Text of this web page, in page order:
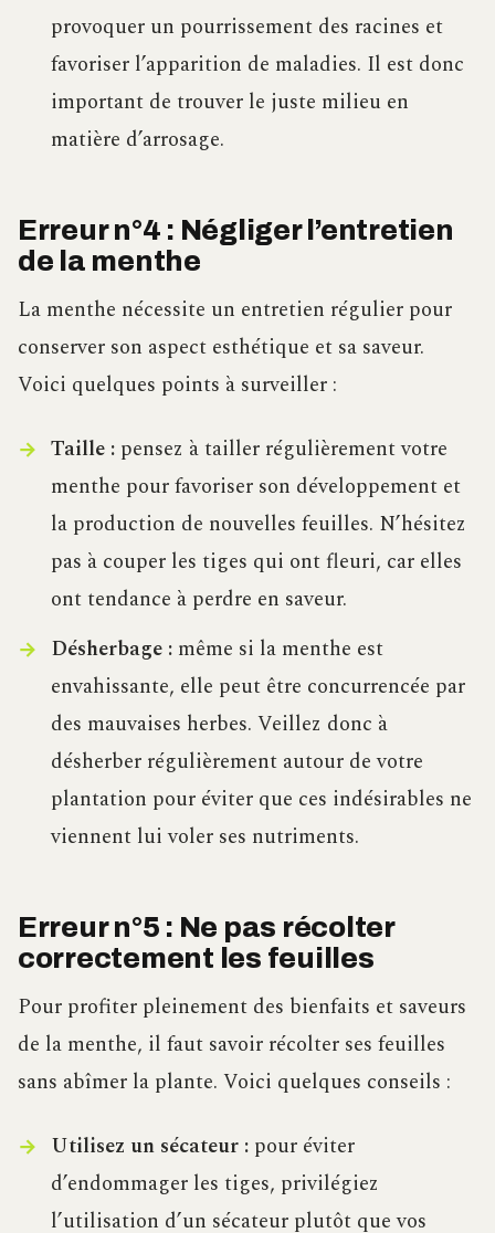
provoquer un pourrissement des racines et
favoriser l’apparition de maladies. Il est donc
important de trouver le juste milieu en
matière d’arrosage.
Erreur n°4 : Négliger l’entretien
de la menthe
La menthe nécessite un entretien régulier pour
conserver son aspect esthétique et sa saveur.
Voici quelques points à surveiller :
Taille :pensez à tailler régulièrement votre
menthe pour favoriser son développement et
la production de nouvelles feuilles. N’hésitez
pas à couper les tiges qui ont fleuri, car elles
ont tendance à perdre en saveur.
Désherbage :même si la menthe est
envahissante, elle peut être concurrencée par
des mauvaises herbes. Veillez donc à
désherber régulièrement autour de votre
plantation pour éviter que ces indésirables ne
viennent lui voler ses nutriments.
Erreur n°5 : Ne pas récolter
correctement les feuilles
Pour profiter pleinement des bienfaits et saveurs
de la menthe, il faut savoir récolter ses feuilles
sans abîmer la plante. Voici quelques conseils :
Utilisez un sécateur :pour éviter
d’endommager les tiges, privilégiez
l’utilisation d’un sécateur plutôt que vos